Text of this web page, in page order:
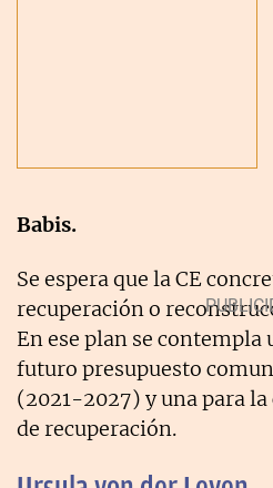
Babis.
Se espera que la CE
recuperación o
En ese plan se contempla
futuro presupuesto
(2021-2027) y una para
de recuperación.